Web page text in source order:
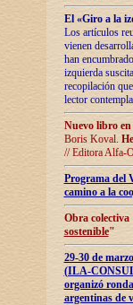
El «Giro a la
Los artículos
vienen
han
izquierda
recopilación
lector
Nuevo libro
Boris Koval.
// Editora Alfa-
Programa del
camino a la
Obra
sostenible"
29-30 de
(ILA-
organizó
argentinas de